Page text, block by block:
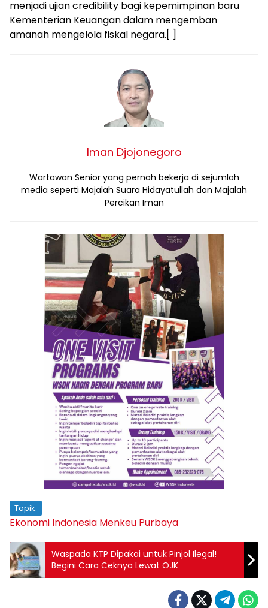
menjadi ujian credibility bagi kepemimpinan baru
Kementerian Keuangan dalam mengemban
amanah mengelola fiskal negara.[ ]
Iman Djojonegoro
Wartawan Senior yang pernah bekerja di sejumlah
media seperti Majalah Suara Hidayatullah dan Majalah
Percikan Iman
Topik:
Ekonomi Indonesia Menkeu Purbaya
Waspada KTP Dipakai untuk Pinjol Ilegal!
Begini Cara Ceknya Lewat OJK